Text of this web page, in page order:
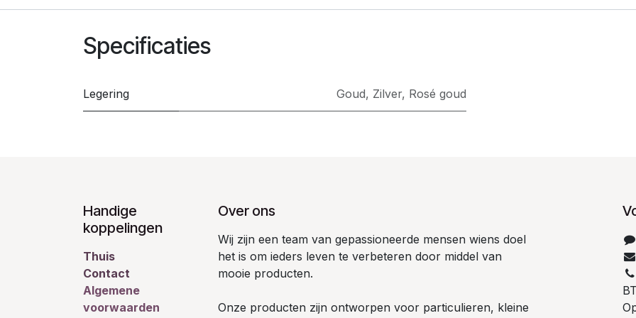
Specificaties
Legering Goud, Zilver, Rosé goud
Handige
koppelingen
Thuis
Contact
Algemene
voorwaarden
Over ons
Wij zijn een team van gepassioneerde mensen wiens doel
het is om ieders leven te verbeteren door middel van
mooie producten.
Onze producten zijn ontworpen voor particulieren, kleine